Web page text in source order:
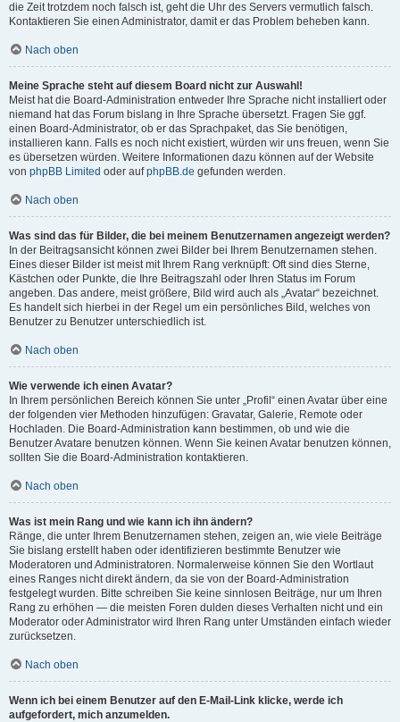
die Zeit trotzdem noch falsch ist, geht die Uhr des Servers vermutlich falsch.
Kontaktieren Sie einen Administrator, damit er das Problem beheben kann.
Nach oben
Meine Sprache steht auf diesem Board nicht zur Auswahl!
Meist hat die Board-Administration entweder Ihre Sprache nicht installiert oder
niemand hat das Forum bislang in Ihre Sprache übersetzt. Fragen Sie ggf.
einen Board-Administrator, ob er das Sprachpaket, das Sie benötigen,
installieren kann. Falls es noch nicht existiert, würden wir uns freuen, wenn Sie
es übersetzen würden. Weitere Informationen dazu können auf der Website
von phpBB Limited oder aufphpBB.de gefunden werden.
Nach oben
Was sind das für Bilder, die bei meinem Benutzernamen angezeigt werden?
In der Beitragsansicht können zwei Bilder bei Ihrem Benutzernamen stehen.
Eines dieser Bilder ist meist mit Ihrem Rang verknüpft: Oft sind dies Sterne,
Kästchen oder Punkte, die Ihre Beitragszahl oder Ihren Status im Forum
angeben. Das andere, meist größere, Bild wird auch als „Avatar“ bezeichnet.
Es handelt sich hierbei in der Regel um ein persönliches Bild, welches von
Benutzer zu Benutzer unterschiedlich ist.
Nach oben
Wie verwende ich einen Avatar?
In Ihrem persönlichen Bereich können Sie unter „Profil“ einen Avatar über eine
der folgenden vier Methoden hinzufügen: Gravatar, Galerie, Remote oder
Hochladen. Die Board-Administration kann bestimmen, ob und wie die
Benutzer Avatare benutzen können. Wenn Sie keinen Avatar benutzen können,
sollten Sie die Board-Administration kontaktieren.
Nach oben
Was ist mein Rang und wie kann ich ihn ändern?
Ränge, die unter Ihrem Benutzernamen stehen, zeigen an, wie viele Beiträge
Sie bislang erstellt haben oder identifizieren bestimmte Benutzer wie
Moderatoren und Administratoren. Normalerweise können Sie den Wortlaut
eines Ranges nicht direkt ändern, da sie von der Board-Administration
festgelegt wurden. Bitte schreiben Sie keine sinnlosen Beiträge, nur um Ihren
Rang zu erhöhen — die meisten Foren dulden dieses Verhalten nicht und ein
Moderator oder Administrator wird Ihren Rang unter Umständen einfach wieder
zurücksetzen.
Nach oben
Wenn ich bei einem Benutzer auf den E-Mail-Link klicke, werde ich
aufgefordert, mich anzumelden.